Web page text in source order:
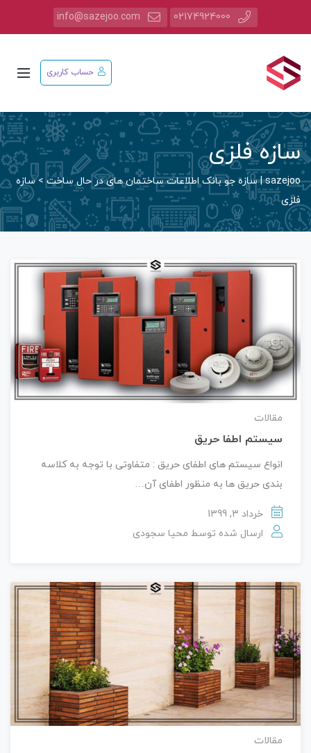
02174924000
info@sazejoo.com
حساب کاربری
سازه فلزی
sazejoo | سازه جو بانک اطلاعات ساختمان های در حال ساخت >سازه
فلزی
مقالات
سیستم اطفا حریق
انواع سیستم های اطفای حریق : متفاوتی با توجه به کلاسه
بندی حریق ها به منظور اطفای آن…
خرداد 3, 1399
ارسال شده توسط محیا سجودی
مقالات